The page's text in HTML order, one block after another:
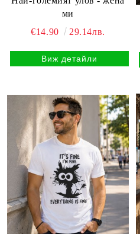
ми
€14.90
29.14лв.
Виж детайли